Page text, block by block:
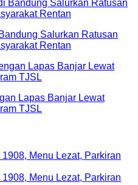
Salurkan Ratusan
Rentan
Lapas Banjar Lewat
TJSL